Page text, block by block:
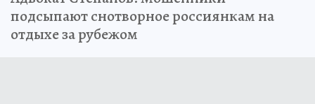
подсыпают снотворное россиянкам на
отдыхе за рубежом